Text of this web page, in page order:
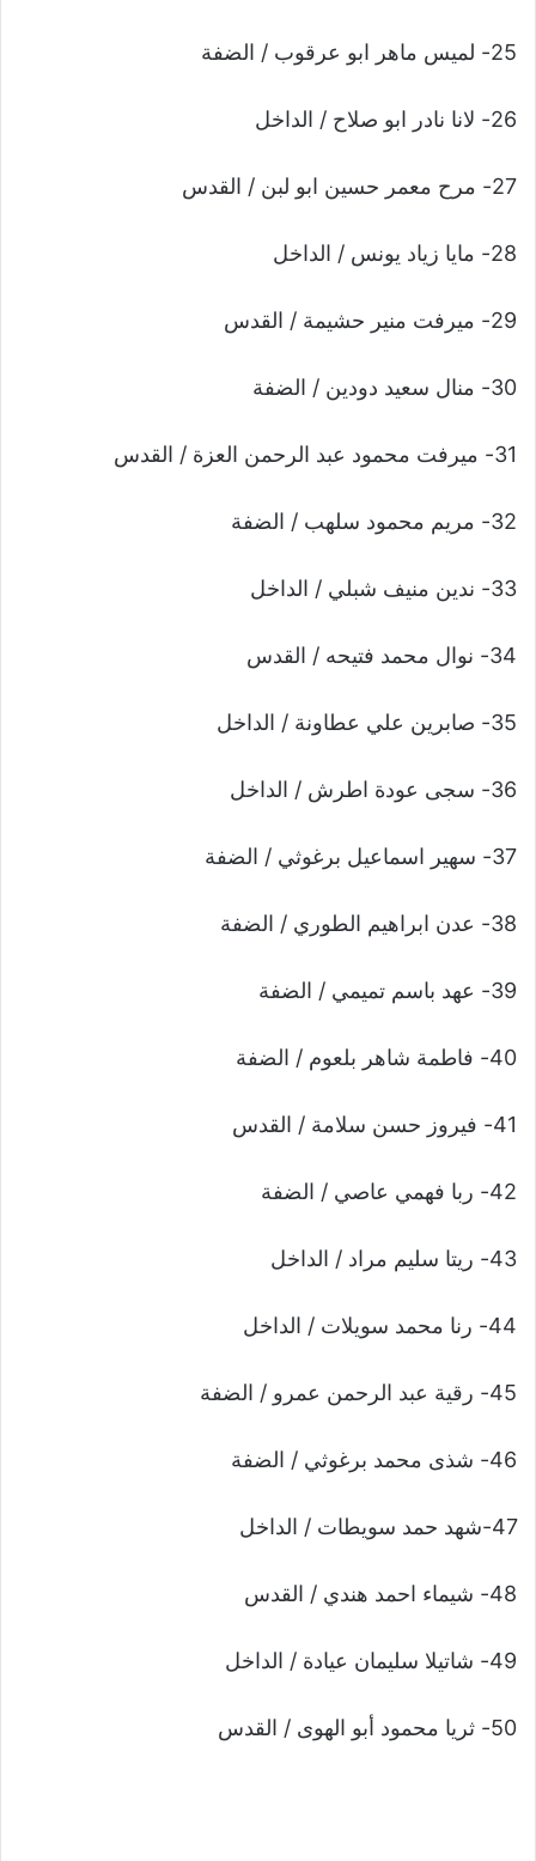
25- لميس ماهر ابو عرقوب / الضفة
26- لانا نادر ابو صلاح / الداخل
27- مرح معمر حسين ابو لبن / القدس
28- مايا زياد يونس / الداخل
29- ميرفت منير حشيمة / القدس
30- منال سعيد دودين / الضفة
31- ميرفت محمود عبد الرحمن العزة / القدس
32- مريم محمود سلهب / الضفة
33- ندين منيف شبلي / الداخل
34- نوال محمد فتيحه / القدس
35- صابرين علي عطاونة / الداخل
36- سجى عودة اطرش / الداخل
37- سهير اسماعيل برغوثي / الضفة
38- عدن ابراهيم الطوري / الضفة
39- عهد باسم تميمي / الضفة
40- فاطمة شاهر بلعوم / الضفة
41- فيروز حسن سلامة / القدس
42- ربا فهمي عاصي / الضفة
43- ريتا سليم مراد / الداخل
44- رنا محمد سويلات / الداخل
45- رقية عبد الرحمن عمرو / الضفة
46- شذى محمد برغوثي / الضفة
47-شهد حمد سويطات / الداخل
48- شيماء احمد هندي / القدس
49- شاتيلا سليمان عيادة / الداخل
50- ثريا محمود أبو الهوى / القدس